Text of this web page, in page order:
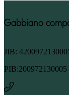
Gabbiano
JIB:
PIB:200972130005